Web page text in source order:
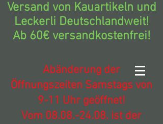
Versand von Kauartikeln und
Leckerli Deutschlandweit!
Ab 60€ versandkostenfrei!
Abänderung der
Öffnungszeiten Samstags von
9-11 Uhr geöffnet!
Vom 08.08.-24.08. ist der